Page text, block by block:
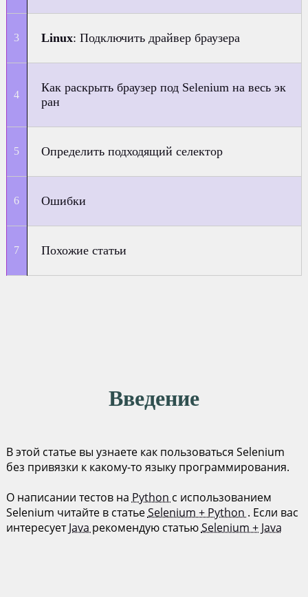
Linux: Подключить драйвер браузера
Как раскрыть браузер под Selenium на весь эк
ран
Определить подходящий селектор
Ошибки
Похожие статьи
Введение
В этой статье вы узнаете как пользоваться Selenium
без привязки к какому-то языку программирования.
О написании тестов на Python с использованием
Selenium читайте в статьеSelenium + Python . Если вас
интересуетJava рекомендую статьюSelenium + Java